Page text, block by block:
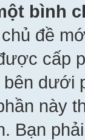
bình
đề
cấp
bên
này
Bạn